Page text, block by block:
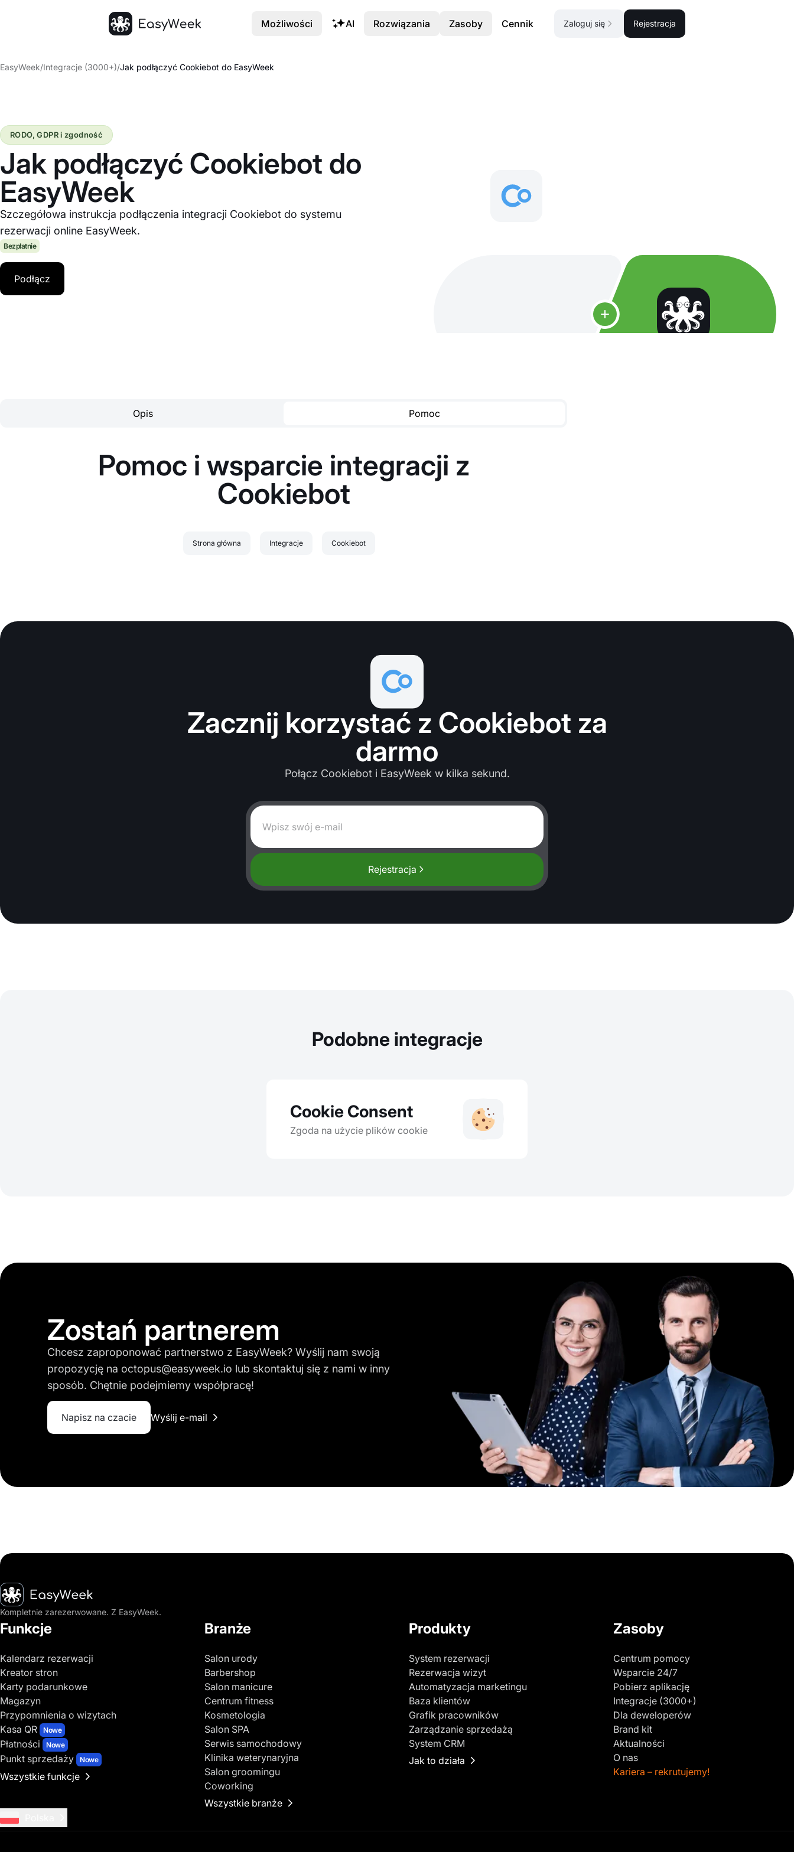
EasyWeek/Integracje (3000+)/Jak podłączyć Cookiebot do EasyWeek
Jak podłączyć Cookiebot do
EasyWeek
Szczegółowa instrukcja podłączenia integracji Cookiebot do systemu
rezerwacji online EasyWeek.
RODO, GDPR i zgodność
Bezpłatnie
Podłącz
Opis Pomoc
Pomoc i wsparcie integracji z
Cookiebot
Strona główna Integracje Cookiebot
Zacznij korzystać z Cookiebot za
darmo
Połącz Cookiebot i EasyWeek w kilka sekund.
Rejestracja
Podobne integracje
Cookie Consent
Zgoda na użycie plików cookie
Zostań partnerem
Chcesz zaproponować partnerstwo z EasyWeek? Wyślij nam swoją
propozycję na octopus@easyweek.io lub skontaktuj się z nami w inny
sposób. Chętnie podejmiemy współpracę!
Napisz na czacie Wyślij e-mail
Możliwości AI Rozwiązania Zasoby Cennik Zaloguj się Rejestracja
Strona główna
Kompletnie zarezerwowane. Z EasyWeek.
Funkcje
Kalendarz rezerwacji
Kreator stron
Karty podarunkowe
Magazyn
Przypomnienia o wizytach
Kasa QR
Nowe
Płatności Nowe
Punkt sprzedaży Nowe
Wszystkie funkcje
Branże
Salon urody
Barbershop
Salon manicure
Centrum fitness
Kosmetologia
Salon SPA
Serwis samochodowy
Klinika weterynaryjna
Salon groomingu
Coworking
Wszystkie branże
Produkty
System rezerwacji
Rezerwacja wizyt
Automatyzacja marketingu
Baza klientów
Grafik pracowników
Zarządzanie sprzedażą
System CRM
Jak to działa
Zasoby
Centrum pomocy
Wsparcie 24/7
Pobierz aplikację
Integracje (3000+)
Dla deweloperów
Brand kit
Aktualności
O nas
Kariera – rekrutujemy!